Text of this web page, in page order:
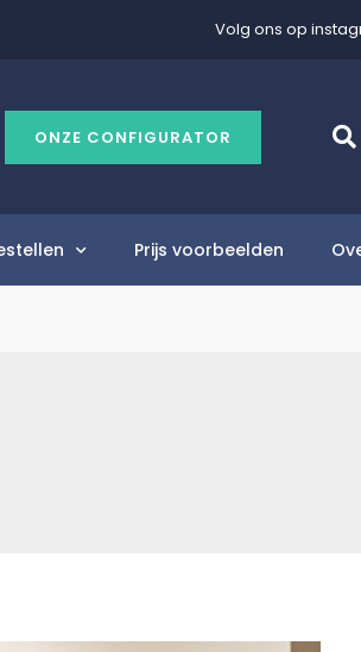
Volg ons op
ONZE CONFIGURATOR
Prijs voorbeelden